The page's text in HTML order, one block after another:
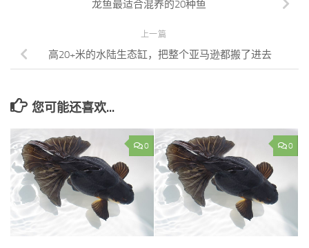
龙鱼最适合混养的20种鱼
上一篇
高20+米的水陆生态缸，把整个亚马逊都搬了进去
您可能还喜欢...
0 0